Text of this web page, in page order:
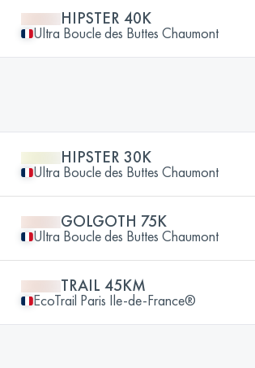
HIPSTER 40K
Ultra Boucle des Buttes Chaumont
HIPSTER 30K
Ultra Boucle des Buttes Chaumont
GOLGOTH 75K
Ultra Boucle des Buttes Chaumont
TRAIL 45KM
EcoTrail Paris Ile-de-France®